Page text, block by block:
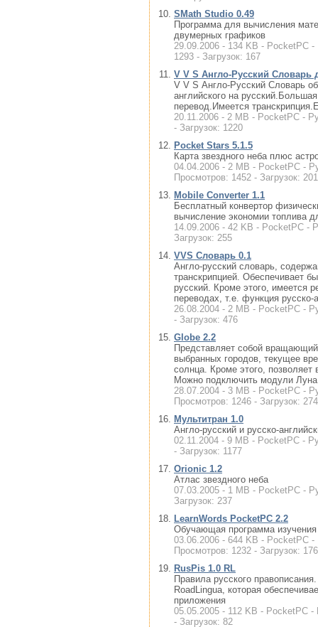
SMath Studio 0.49
Программа для вычисления
двумерных графиков
29.09.2006 - 134 KB - PocketPC
1293 - Загрузок: 167
V V S Англо-Русский Словарь
V V S Англо-Русский Словарь
английского на
перевод.Имеется
20.11.2006 - 2 MB - PocketPC -
- Загрузок: 1220
Pocket Stars 5.1.5
Карта звездного неба плюс
04.04.2006 - 2 MB - PocketPC -
Просмотров: 1452 - Загрузок: 201
Mobile Converter 1.1
Бесплатный конвертор
вычисление экономии топлива
14.09.2006 - 42 KB - PocketPC -
Загрузок: 255
VVS Словарь 0.1
Англо-русский словарь,
транскрипцией. Обеспечивает
русский. Кроме этого, имеется
переводах, т.е. функция русско-
26.08.2004 - 2 MB - PocketPC -
- Загрузок: 476
Globe 2.2
Представляет собой
выбранных городов, текущее
солнца. Кроме этого,
Можно подключить модули
28.07.2004 - 3 MB - PocketPC -
Просмотров: 1246 - Загрузок: 274
Мультитран 1.0
Англо-русский и русско-
02.11.2004 - 9 MB - PocketPC -
- Загрузок: 1177
Orionic 1.2
Атлас звездного неба
07.03.2005 - 1 MB - PocketPC -
Загрузок: 237
LearnWords PocketPC 2.2
Обучающая программа
03.06.2006 - 644 KB - PocketPC
Просмотров: 1232 - Загрузок: 176
RusPis 1.0 RL
Правила русского
RoadLingua, которая
приложения
05.05.2005 - 112 KB - PocketPC
- Загрузок: 82